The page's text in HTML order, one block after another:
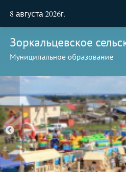
8 августа 2026г.
Зоркальцевское
Муниципальное образование